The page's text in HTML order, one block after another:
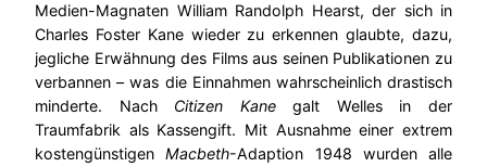
Medien-Magnaten William Randolph Hearst, der sich in
Charles Foster Kane wieder zu erkennen glaubte, dazu,
jegliche Erwähnung des Films aus seinen Publikationen zu
verbannen – was die Einnahmen wahrscheinlich drastisch
minderte. Nach Citizen Kanegalt Welles in der
Traumfabrik als Kassengift. Mit Ausnahme einer extrem
kostengünstigenMacbeth-Adaption 1948 wurden alle